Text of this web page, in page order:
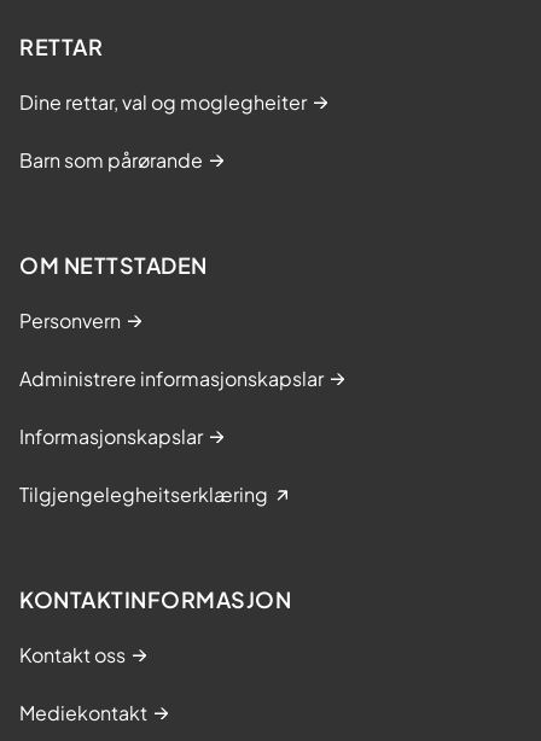
RETTAR
Dine rettar, val og moglegheiter
Barn som pårørande
OM NETTSTADEN
Personvern
Administrere informasjonskapslar
Informasjonskapslar
Tilgjengelegheitserklæring
KONTAKTINFORMASJON
Kontakt oss
Mediekontakt